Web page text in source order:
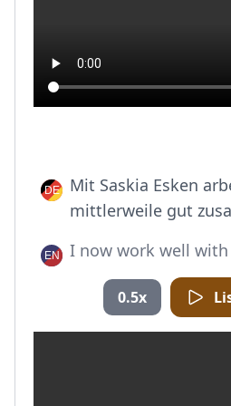
Mit Saskia Esken
mittlerweile gut
I now work well with
0.5x